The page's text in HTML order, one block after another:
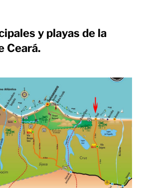
y playas de la
Ceará.